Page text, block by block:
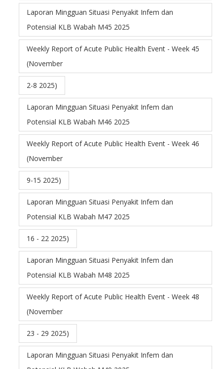
Laporan Mingguan Situasi Penyakit Infem dan
Potensial KLB Wabah M45 2025
Weekly Report of Acute Public Health Event - Week 45
(November
2-8 2025)
Laporan Mingguan Situasi Penyakit Infem dan
Potensial KLB Wabah M46 2025
Weekly Report of Acute Public Health Event - Week 46
(November
9-15 2025)
Laporan Mingguan Situasi Penyakit Infem dan
Potensial KLB Wabah M47 2025
16 - 22 2025)
Laporan Mingguan Situasi Penyakit Infem dan
Potensial KLB Wabah M48 2025
Weekly Report of Acute Public Health Event - Week 48
(November
23 - 29 2025)
Laporan Mingguan Situasi Penyakit Infem dan